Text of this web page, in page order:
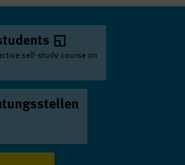
self-study course on